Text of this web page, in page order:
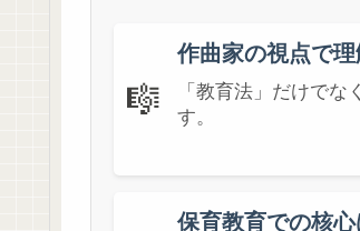
🎼
作曲家の視点で理
「教育法」だけで
す。
保育教育での核